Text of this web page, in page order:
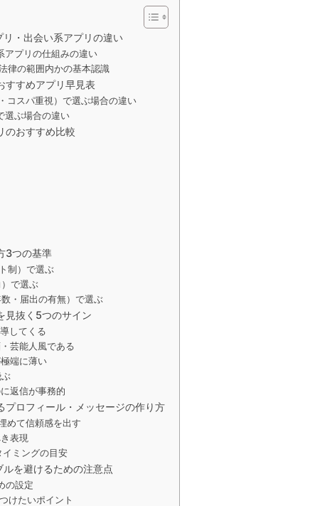
・出会い系アプリの違い
アプリの仕組みの違い
律の範囲内かの基本認識
すすめアプリ早見表
コスパ重視）で選ぶ場合の違い
選ぶ場合の違い
のおすすめ比較
3つの基準
制）で選ぶ
で選ぶ
・届出の有無）で選ぶ
見抜く5つのサイン
してくる
芸能人風である
端に薄い
返信が事務的
プロフィール・メッセージの作り方
めて信頼感を出す
表現
ミングの目安
を避けるための注意点
の設定
けたいポイント